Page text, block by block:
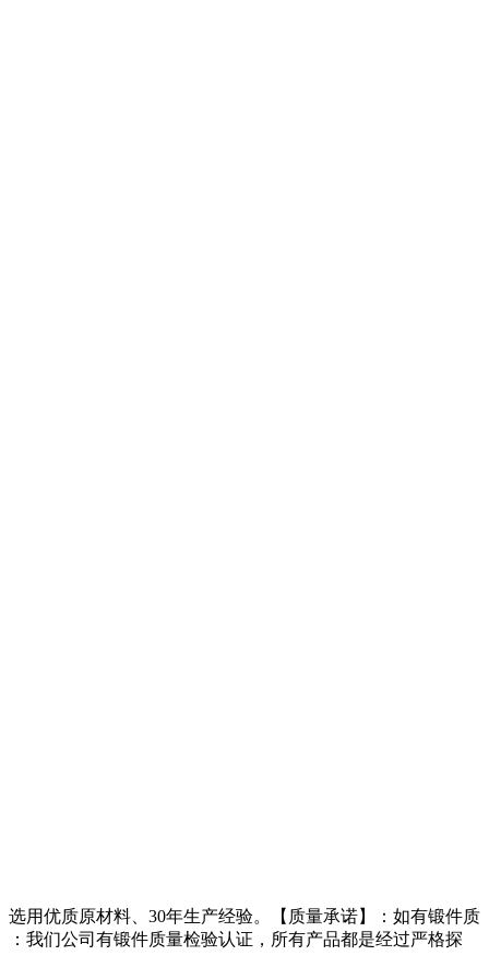
用优质原材料、30年生产经验。【质量承诺】：如有锻件质
我们公司有锻件质量检验认证，所有产品都是经过严格探